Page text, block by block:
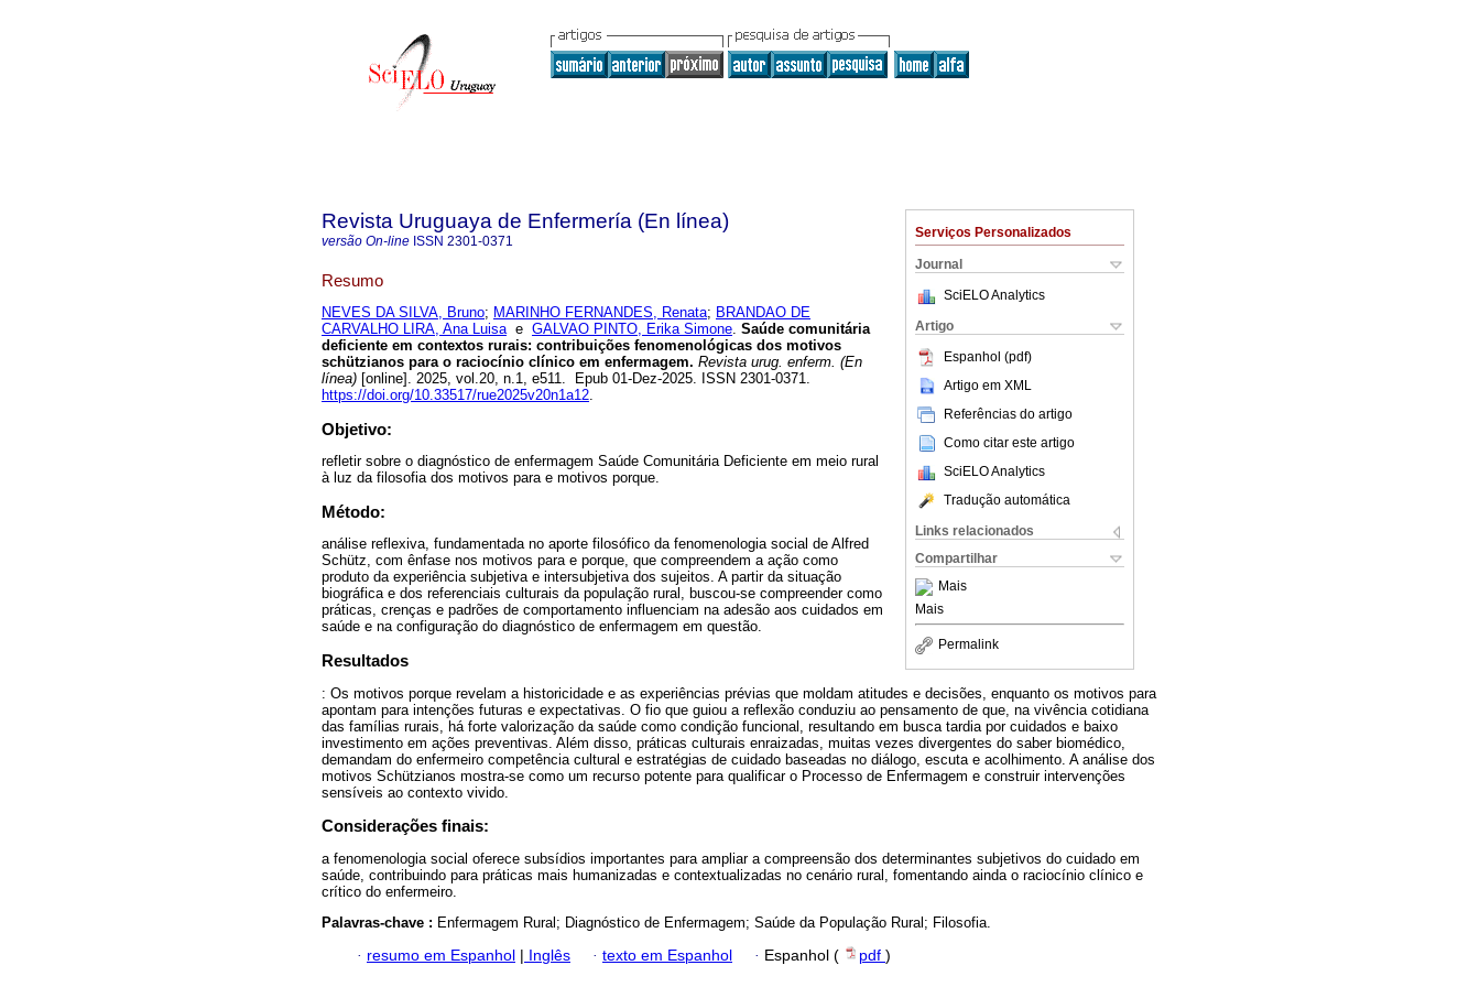
Serviços Personalizados
Journal
SciELO Analytics
Artigo
Espanhol (pdf)
Artigo em XML
Referências do artigo
Como citar este artigo
SciELO Analytics
Tradução automática
Links relacionados
Compartilhar
Mais
Mais
Permalink
Revista Uruguaya de Enfermería (En línea)
versão On-line ISSN 2301-0371
Resumo
NEVES DA SILVA, Bruno; MARINHO FERNANDES, Renata; BRANDAO DE
CARVALHO LIRA, Ana Luisae GALVAO PINTO, Erika Simone. Saúde comunitária
deficiente em contextos rurais: contribuições fenomenológicas dos motivos
schützianos para o raciocínio clínico em enfermagem. Revista urug. enferm. (En
línea) [online]. 2025, vol.20, n.1, e511. Epub 01-Dez-2025. ISSN 2301-0371.
https://doi.org/10.33517/rue2025v20n1a12.
Objetivo:
refletir sobre o diagnóstico de enfermagem Saúde Comunitária Deficiente em meio rural
à luz da filosofia dos motivos para e motivos porque.
Método:
análise reflexiva, fundamentada no aporte filosófico da fenomenologia social de Alfred
Schütz, com ênfase nos motivos para e porque, que compreendem a ação como
produto da experiência subjetiva e intersubjetiva dos sujeitos. A partir da situação
biográfica e dos referenciais culturais da população rural, buscou-se compreender como
práticas, crenças e padrões de comportamento influenciam na adesão aos cuidados em
saúde e na configuração do diagnóstico de enfermagem em questão.
Resultados
: Os motivos porque revelam a historicidade e as experiências prévias que moldam atitudes e decisões, enquanto os motivos para
apontam para intenções futuras e expectativas. O fio que guiou a reflexão conduziu ao pensamento de que, na vivência cotidiana
das famílias rurais, há forte valorização da saúde como condição funcional, resultando em busca tardia por cuidados e baixo
investimento em ações preventivas. Além disso, práticas culturais enraizadas, muitas vezes divergentes do saber biomédico,
demandam do enfermeiro competência cultural e estratégias de cuidado baseadas no diálogo, escuta e acolhimento. A análise dos
motivos Schützianos mostra-se como um recurso potente para qualificar o Processo de Enfermagem e construir intervenções
sensíveis ao contexto vivido.
Considerações finais:
a fenomenologia social oferece subsídios importantes para ampliar a compreensão dos determinantes subjetivos do cuidado em
saúde, contribuindo para práticas mais humanizadas e contextualizadas no cenário rural, fomentando ainda o raciocínio clínico e
crítico do enfermeiro.
Palavras-chave : Enfermagem Rural; Diagnóstico de Enfermagem; Saúde da População Rural; Filosofia.
· resumo em Espanhol Inglês · texto em Espanhol · Espanhol ( pdf )